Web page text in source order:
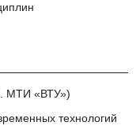
МТИ «ВТУ»)
технологий